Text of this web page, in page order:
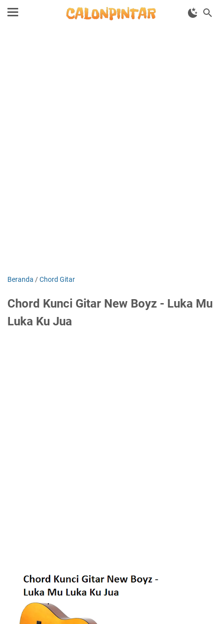
Beranda /Chord Gitar
Chord Kunci Gitar New Boyz - Luka Mu
Luka Ku Jua